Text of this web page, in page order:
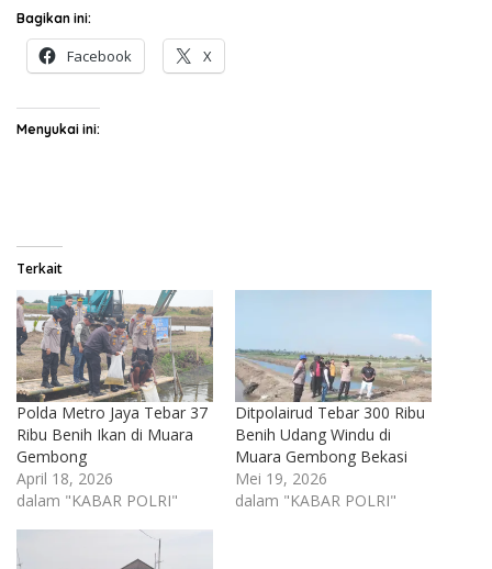
Bagikan ini:
Facebook X
Menyukai ini:
Terkait
Polda Metro Jaya Tebar 37
Ribu Benih Ikan di Muara
Gembong
April 18, 2026
dalam "KABAR POLRI"
Ditpolairud Tebar 300 Ribu
Benih Udang Windu di
Muara Gembong Bekasi
Mei 19, 2026
dalam "KABAR POLRI"